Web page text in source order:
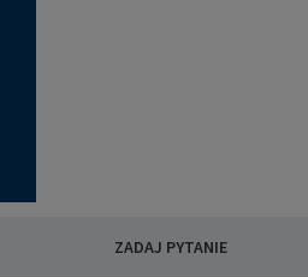
ZADAJ PYTANIE